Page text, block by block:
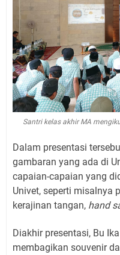
Santri kelas akhir MA
Dalam presentasi
gambaran yang ada di
capaian-capaian yang
Univet, seperti misalnya
kerajinan tangan, hand
Diakhir presentasi, Bu
membagikan souvenir